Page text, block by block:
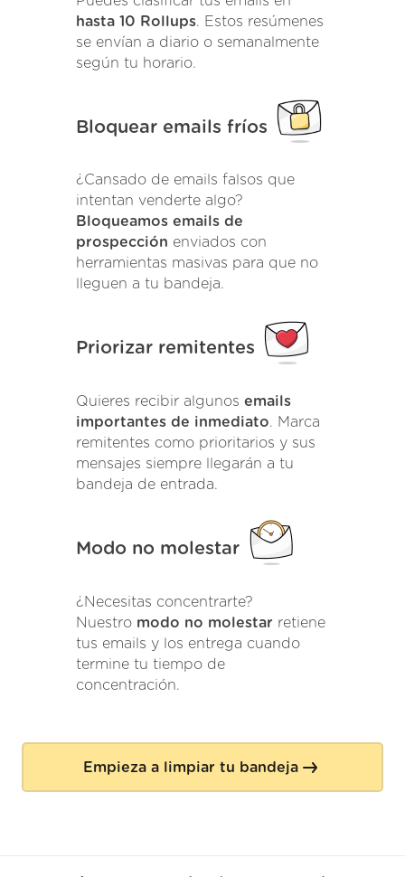
hasta 10 Rollups. Estos resúmenes
se envían a diario o semanalmente
según tu horario.
Bloquear emails fríos
¿Cansado de emails falsos que
intentan venderte algo?
Bloqueamos emails de
prospección enviados con
herramientas masivas para que no
lleguen a tu bandeja.
Priorizar remitentes
Quieres recibir algunos emails
importantes de inmediato. Marca
remitentes como prioritarios y sus
mensajes siempre llegarán a tu
bandeja de entrada.
Modo no molestar
¿Necesitas concentrarte?
Nuestro modo no molestar retiene
tus emails y los entrega cuando
termine tu tiempo de
concentración.
Empieza a limpiar tu bandeja